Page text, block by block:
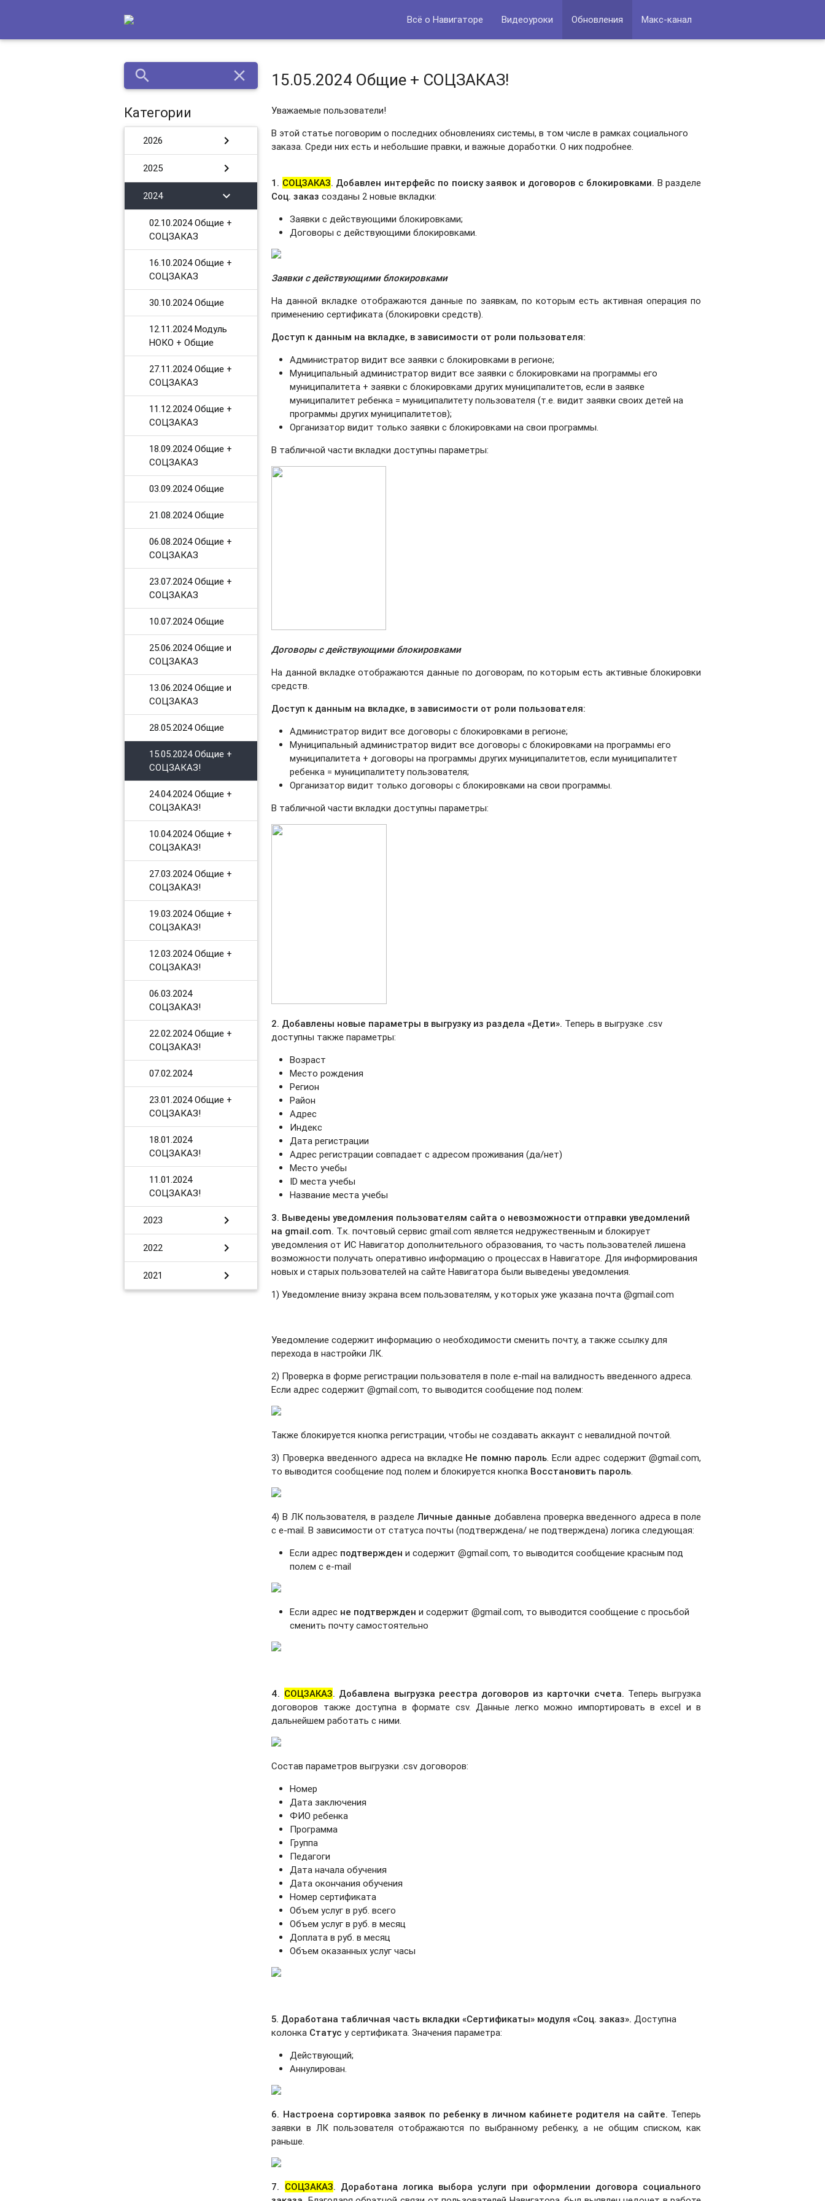
Всё о Навигаторе Видеоуроки Обновления Макс-канал
search close
Категории
2026 chevron_right
2025 chevron_right
2024 chevron_right
02.10.2024 Общие +
СОЦЗАКАЗ
16.10.2024 Общие +
СОЦЗАКАЗ
30.10.2024 Общие
12.11.2024 Модуль
НОКО + Общие
27.11.2024 Общие +
СОЦЗАКАЗ
11.12.2024 Общие +
СОЦЗАКАЗ
18.09.2024 Общие +
СОЦЗАКАЗ
03.09.2024 Общие
21.08.2024 Общие
06.08.2024 Общие +
СОЦЗАКАЗ
23.07.2024 Общие +
СОЦЗАКАЗ
10.07.2024 Общие
25.06.2024 Общие и
СОЦЗАКАЗ
13.06.2024 Общие и
СОЦЗАКАЗ
28.05.2024 Общие
15.05.2024 Общие +
СОЦЗАКАЗ!
24.04.2024 Общие +
СОЦЗАКАЗ!
10.04.2024 Общие +
СОЦЗАКАЗ!
27.03.2024 Общие +
СОЦЗАКАЗ!
19.03.2024 Общие +
СОЦЗАКАЗ!
12.03.2024 Общие +
СОЦЗАКАЗ!
06.03.2024
СОЦЗАКАЗ!
​22.02.2024 Общие +
СОЦЗАКАЗ!
​07.02.2024
​23.01.2024 Общие +
СОЦЗАКАЗ!
​18.01.2024
СОЦЗАКАЗ!
11.01.2024
СОЦЗАКАЗ!
2023 chevron_right
2022 chevron_right
2021 chevron_right
15.05.2024 Общие + СОЦЗАКАЗ!
Уважаемые пользователи!
В этой статье поговорим о последних обновлениях системы, в том числе в рамках социального
заказа. Среди них есть и небольшие правки, и важные доработки. О них подробнее.
1. СОЦЗАКАЗ. Добавлен интерфейс по поиску заявок и договоров с блокировками. В разделе
Соц. заказ созданы 2 новые вкладки:
Заявки с действующими блокировками;
Договоры с действующими блокировками.
Заявки с действующими блокировками
На данной вкладке отображаются данные по заявкам, по которым есть активная операция по
применению сертификата (блокировки средств).
Доступ к данным на вкладке, в зависимости от роли пользователя:
Администратор видит все заявки с блокировками в регионе;
Муниципальный администратор видит все заявки с блокировками на программы его
муниципалитета + заявки с блокировками других муниципалитетов, если в заявке
муниципалитет ребенка = муниципалитету пользователя (т.е. видит заявки своих детей на
программы других муниципалитетов);
Организатор видит только заявки с блокировками на свои программы.
В табличной части вкладки доступны параметры:
Договоры с действующими блокировками
На данной вкладке отображаются данные по договорам, по которым есть активные блокировки
средств.
Доступ к данным на вкладке, в зависимости от роли пользователя:
Администратор видит все договоры с блокировками в регионе;
Муниципальный администратор видит все договоры с блокировками на программы его
муниципалитета + договоры на программы других муниципалитетов, если муниципалитет
ребенка = муниципалитету пользователя;
Организатор видит только договоры с блокировками на свои программы.
В табличной части вкладки доступны параметры:
2. Добавлены новые параметры в выгрузку из раздела «Дети». Теперь в выгрузке .csv
доступны также параметры:
Возраст
Место рождения
Регион
Район
Адрес
Индекс
Дата регистрации
Адрес регистрации совпадает с адресом проживания (да/нет)
Место учебы
ID места учебы
Название места учебы
3. Выведены уведомления пользователям сайта о невозможности отправки уведомлений
на gmail.com. Т.к. почтовый сервис gmail.com является недружественным и блокирует
уведомления от ИС Навигатор дополнительного образования, то часть пользователей лишена
возможности получать оперативно информацию о процессах в Навигаторе. Для информирования
новых и старых пользователей на сайте Навигатора были выведены уведомления.
1) Уведомление внизу экрана всем пользователям, у которых уже указана почта @gmail.com
Уведомление содержит информацию о необходимости сменить почту, а также ссылку для
перехода в настройки ЛК.
2) Проверкав форме регистрации пользователя в поле e-mail на валидность введенного адреса.
Если адрес содержит @gmail.com, то выводится сообщение под полем:
Также блокируется кнопка регистрации, чтобы не создавать аккаунт с невалидной почтой.
3) Проверка введенного адреса на вкладке Не помню пароль . Если адрес содержит @gmail.com,
то выводится сообщение под полем и блокируется кнопка Восстановить пароль
4) В ЛК пользователя, в разделе Личные данные добавлена проверка введенного адреса в поле
с e-mail. В зависимости от статуса почты (подтверждена/ не подтверждена) логика следующая:
Если адрес подтвержден и содержит @gmail.com, то выводится сообщение красным под
полем с e-mail
Если адрес не подтвержден и содержит @gmail.com, то выводится сообщение с просьбой
сменить почту самостоятельно
4. СОЦЗАКАЗ. Добавлена выгрузка реестра договоров из карточки счета. Теперь выгрузка
договоров также доступна в формате csv. Данные легко можно импортировать в excel и в
дальнейшем работать с ними.
Состав параметров выгрузки .csv договоров:
Номер
Дата заключения
ФИО ребенка
Программа
Группа
Педагоги
Дата начала обучения
Дата окончания обучения
Номер сертификата
Объем услуг в руб. всего
Объем услуг в руб. в месяц
Доплата в руб. в месяц
Объем оказанных услуг часы
5. Доработана табличная часть вкладки «Сертификаты» модуля«Соц. заказ». Доступна
колонка Статус у сертификата. Значения параметра:
Действующий;
Аннулирован.
6. Настроена сортировка заявок по ребенку в личном кабинете родителя на сайте. Теперь
заявки в ЛК пользователя отображаются по выбранному ребенку, а не общим списком, как
раньше.
7. СОЦЗАКАЗ. Доработана логика выбора услуги при оформлении договора социального